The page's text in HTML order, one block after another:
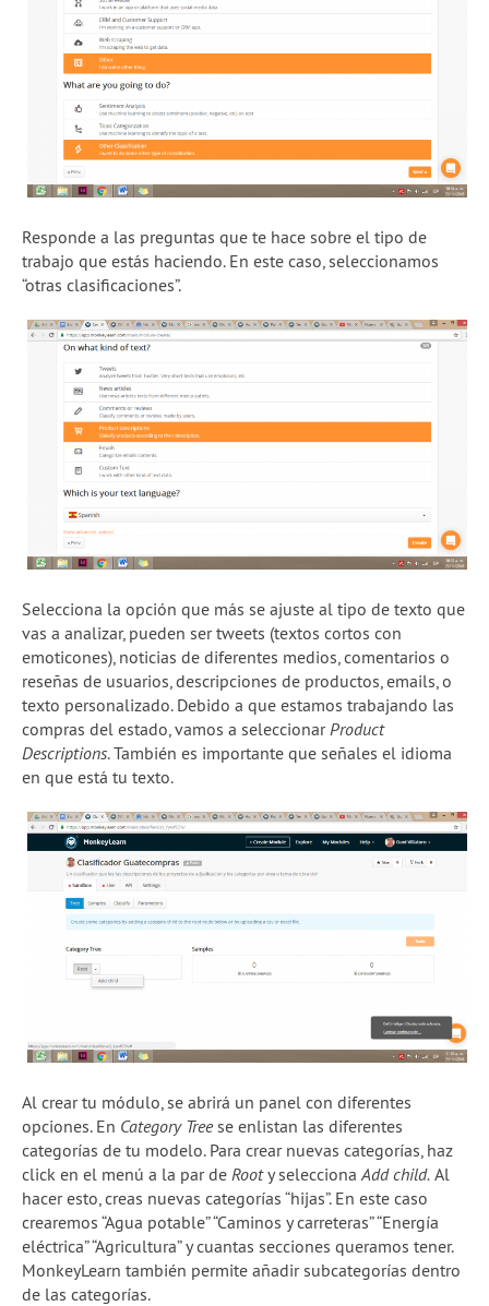
Responde a las preguntas que te hace sobre el tipo de
trabajo que estás haciendo. En este caso, seleccionamos
“otras clasificaciones”.
Selecciona la opción que más se ajuste al tipo de texto que
vas a analizar, pueden ser tweets (textos cortos con
emoticones), noticias de diferentes medios, comentarios o
reseñas de usuarios, descripciones de productos, emails, o
texto personalizado. Debido a que estamos trabajando las
compras del estado, vamos a seleccionarProduct
Descriptions. También es importante que señales el idioma
en que está tu texto.
Al crear tu módulo, se abrirá un panel con diferentes
opciones. En Category Tree se enlistan las diferentes
categorías de tu modelo. Para crear nuevas categorías, haz
click en el menú a la par de Rooty selecciona Add child. Al
hacer esto, creas nuevas categorías “hijas”. En este caso
crearemos “Agua potable” “Caminos y carreteras” “Energía
eléctrica” “Agricultura” y cuantas secciones queramos tener.
MonkeyLearn también permite añadir subcategorías dentro
de las categorías.